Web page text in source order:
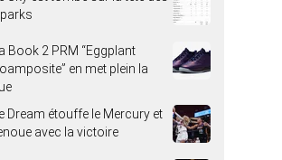
Book 2 PRM “Eggplant
en met plein la
Dream étouffe le Mercury et
avec la victoire